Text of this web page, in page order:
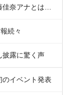
奈アナとは…
続々
披露に驚く声
のイベント発表